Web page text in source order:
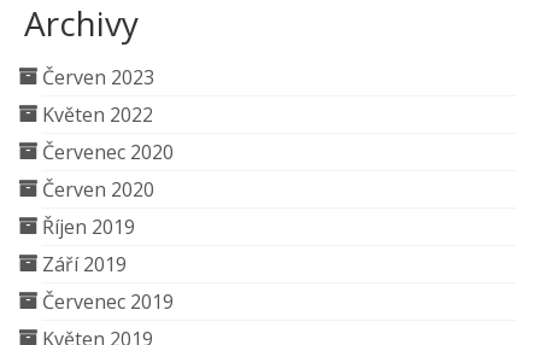
Archivy
Červen 2023
Květen 2022
Červenec 2020
Červen 2020
Říjen 2019
Září 2019
Červenec 2019
Květen 2019